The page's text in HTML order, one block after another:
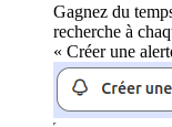
Gagnez du
recherche à
« Créer une